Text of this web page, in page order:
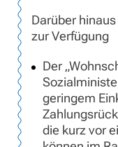
Darüber
zur Verfügung
Der
geringem
die kurz vor